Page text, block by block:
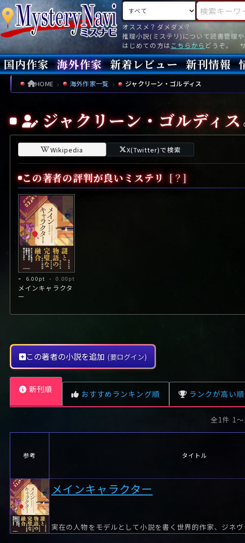
オススメ？ダメダメ？
推理小説(ミステリ)について読書管理
はじめての方は こちらから どうぞ。
検索対象 検索キーワード
国内作家
あ行 あ い う え
お
さ行
さ し す せ
そ
た行
た ち つ て
と
な行
な に ぬ ね
の
は行
は ひ ふ へ
ほ
ま行
ま
や行
や
ら行
ら り
わ行
わ
海外作家
ア行 ア イ ウ エ
オ
サ行
サ シ ス セ
ソ
タ行
タ チ ツ テ
ト
ナ行
ナ ニ ヌ ネ
ノ
ハ行
ハ ヒ フ ヘ
ホ
ヤ行
ラ行
ワ行
新着レビュー 新刊情報
新刊情報
文庫新刊
新刊高評価
今月(8月)発売
先月(7月)発売
先々月(6月)発
HOME 海外作家一覧 ジャクリーン・ゴルディス
ジャクリーン・ゴルディス
Wikipedia X(Twitter)で検索
この著者の評判が良いミステリ [？]
- 6.00pt - 0.00pt
メインキャラクタ
ー
この著者の小説を追加 (要ログイン)
新刊順 おすすめランキング順 ランクが高い順
全1件 1
参考 タイトル
メインキャラクター
実在の人物をモデルとして小説を書く世界的作家、ジネヴ